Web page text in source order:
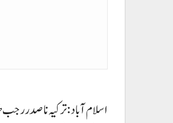
اسلام آباد : ترکیہ نا صدر